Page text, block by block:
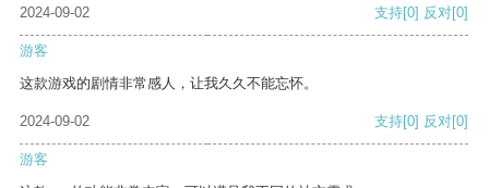
2024-09-02 支持[0] 反对[0]
游客
这款游戏的剧情非常感人，让我久久不能忘怀。
2024-09-02 支持[0] 反对[0]
游客